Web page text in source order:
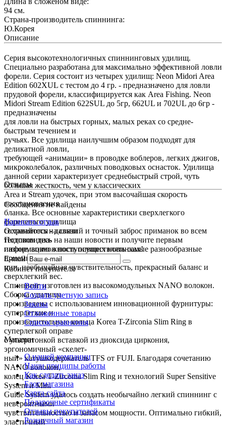
94 см.
Страна-производитель спиннинга:
Ю.Корея
Описание
Серия высокотехнологичных спиннинговых удилищ.
Специально разработана для максимально эффективной ловли
форели. Серия состоит из четырех удилищ: Neon Midori Area
Edition 602XUL с тестом до 4 гр. - предназначено для ловли
прудовой форели, классифицируется как Area Fishing. Neon
Midori Stream Edition 622SUL до 5гр, 662UL и 702UL до 6гр -
предназначены
для ловли на быстрых горных, малых реках со средне-
быстрым течением и
ручьях. Все удилища наилучшим образом подходят для
деликатной ловли,
требующей «анимации» в проводке воблеров, легких джигов,
микроколебалок, различных поводковых оснасток. Удилища
данной серии характеризует среднебыстрый строй, чуть
большая жесткость, чем у классических
Area и Stream удочек, при этом высочайшая скорость
восстановления
бланка. Все основные характеристики сверхлегкого
форелевого удилища
сохраняются - дальний и точный заброс приманок во всем
тестовом диа-
пазоне, возможность осуществлять самые разнообразные
приемы анима-
ции, необычайная чувствительность, прекрасный баланс и
сверхлегкий вес.
Спиннинг изготовлен из высокомодульных NANO волокон.
Сборка удилища
произведена с использованием инновационной фурнитуры:
суперлегкие и
производительные кольца Korea T-Zirconia Slim Ring в
суперлегкой оправе
с ультратонкой вставкой из диоксида циркония,
эргономичный «скелет-
ный» катушкодержатель TFS от FUJI. Благодаря сочетанию
NANO волокон,
колец Korea T-Zirconia Slim Ring и технологий Super Sensitive
System и Mini
Guide System удалось создать необычайно легкий спиннинг с
невероятными
чувствительностью и запасом мощности. Оптимально гибкий,
эластичный
Отзывы
Сообщения не найдены
Написать отзыв
Оставайтесь на связи
Подпишитесь на наши новости и получите первым
информацию о поступивших новинках!
E-mail
Кабинет покупателя
Войти
Создать учетную запись
Заказы
Отложенные товары
Список сравнения
Магазин
О нашей компании
Наши приципы работы
Как сделать заказ
Блог магазина
Карта сайта
Подарочные сертификаты
Отзывы покупателей
Розничный магазин